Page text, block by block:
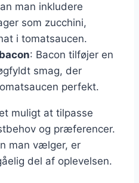
man inkludere
som zucchini,
i tomatsaucen.
: Bacon tilføjer en
smag, der
perfekt.
muligt at tilpasse
og præferencer.
man vælger, er
del af oplevelsen.